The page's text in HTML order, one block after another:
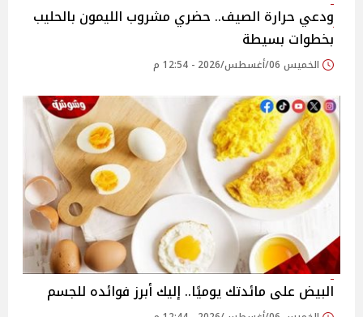
ودعي حرارة الصيف.. حضري مشروب الليمون بالحليب
بخطوات بسيطة
الخميس 06/أغسطس/2026 - 12:54 م
البيض على مائدتك يوميًا.. إليك أبرز فوائده للجسم